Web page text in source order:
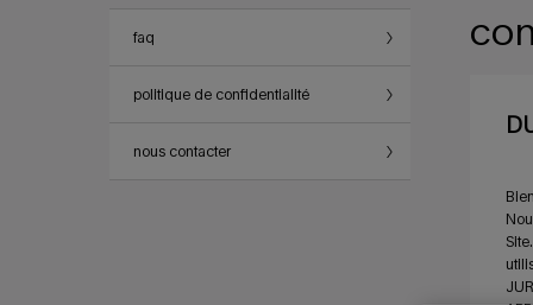
faq
politique de confidentialité
nous contacter